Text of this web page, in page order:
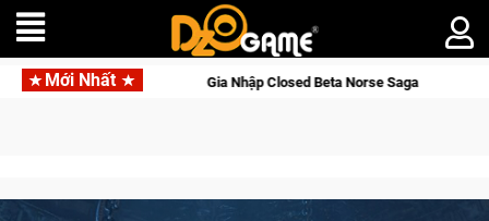
Mới NhấtGia Nhập Closed Beta Norse Saga: Cửu Giới Thức Tỉnh,